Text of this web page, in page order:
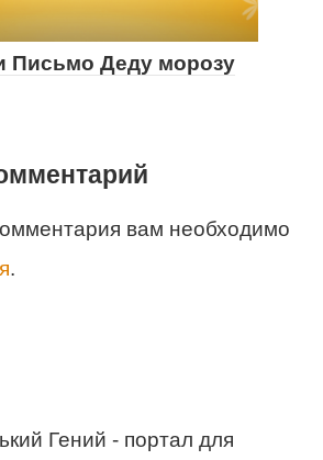
Письмо Деду морозу
вам необходимо
.
Гений - портал для